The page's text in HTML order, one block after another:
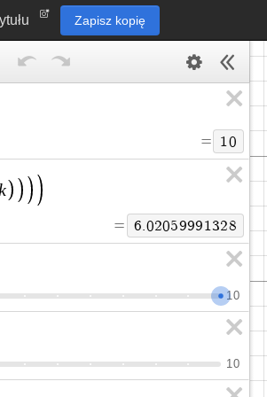
Zapisz kopię
= 10
= 6 02059991328
10
10